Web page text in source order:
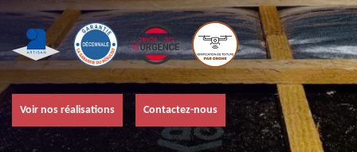
Voir nos réalisations Contactez-nous